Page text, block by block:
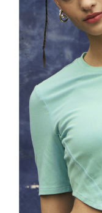
１．透過由恩沛科技股份
易，需依本服務之必要範
權轉讓予恩沛科技股份有限
２．關於個人資料處理事
https://aftee.tw/terms/
３．未成年的使用者請事
「AFTEE先享後付」，若
任。
４．使用「AFTEE先享後
時審查核予不同之上限額
請求用戶進行身份認證。
５．嚴禁一人註冊多個帳
恩沛科技股份有限公司將
付款後7-11取貨
每筆NT$120，滿
宅配
每筆NT$120，滿
宅配離島
每筆NT$120，滿
付款後門市自取
免運費
海外配送